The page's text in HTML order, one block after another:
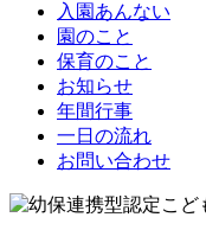
入園あんない
園のこと
保育のこと
お知らせ
年間行事
一日の流れ
お問い合わせ